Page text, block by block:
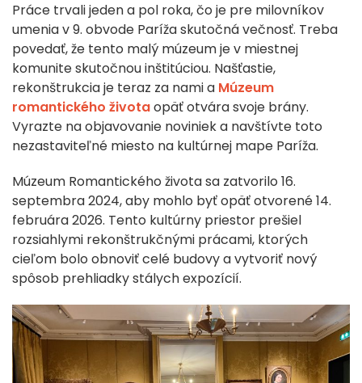
Práce trvali jeden a pol roka, čo je pre milovníkov
umenia v 9. obvode Paríža skutočná večnosť. Treba
povedať, že tento malý múzeum je v miestnej
komunite skutočnou inštitúciou. Našťastie,
rekonštrukcia je teraz za nami a Múzeum
romantického životaopäť otvára svoje brány.
Vyrazte na objavovanie noviniek a navštívte toto
nezastaviteľné miesto na kultúrnej mape Paríža.
Múzeum Romantického života sa zatvorilo 16.
septembra 2024, aby mohlo byť opäť otvorené 14.
februára 2026. Tento kultúrny priestor prešiel
rozsiahlymi rekonštrukčnými prácami, ktorých
cieľom bolo obnoviť celé budovy a vytvoriť nový
spôsob prehliadky stálych expozícií.